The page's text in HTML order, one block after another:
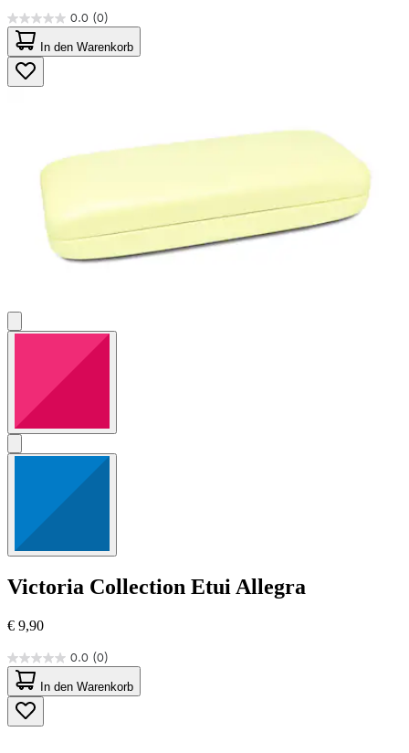
0.0 (0)
0.0
von
5
Sternen.
In den Warenkorb
Victoria Collection Etui Allegra
€ 9,90
0.0 (0)
0.0
von
5
Sternen.
In den Warenkorb